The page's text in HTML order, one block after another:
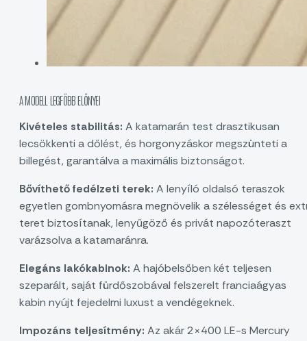
A MODELL LEGFŐBB ELŐNYEI
Kivételes stabilitás: A katamarán test drasztikusan
lecsökkenti a dőlést, és horgonyzáskor megszünteti a
billegést, garantálva a maximális biztonságot.
Bővíthető fedélzeti terek: A lenyíló oldalsó teraszok
egyetlen gombnyomásra megnövelik a szélességet és
teret biztosítanak, lenyűgöző és privát napozóteraszt
varázsolva a katamaránra.
Elegáns lakókabinok: A hajóbelsőben két teljesen
szeparált, saját fürdőszobával felszerelt franciaágyas
kabin nyújt fejedelmi luxust a vendégeknek.
Impozáns teljesítmény: Az akár 2×400 LE-s Mercury